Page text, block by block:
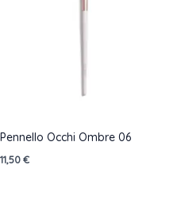
Pennello Occhi Ombre 06
11,50€